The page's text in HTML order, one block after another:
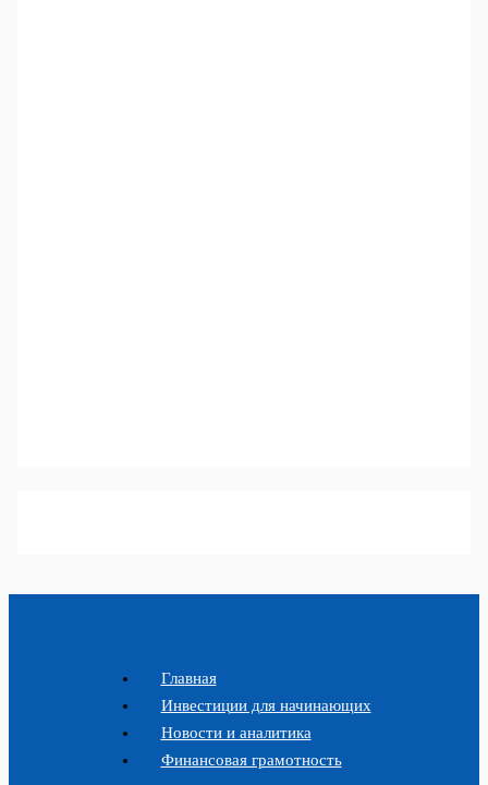
Главная
Инвестиции для начинающих
Новости и аналитика
Финансовая грамотность